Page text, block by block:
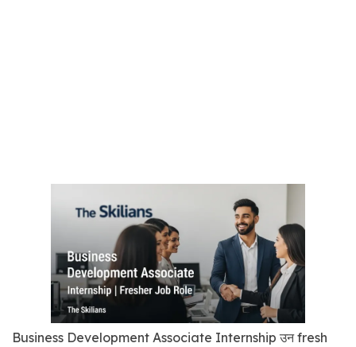
Business Development Associate Internship उन fresh